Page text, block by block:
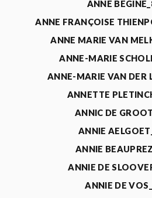
ANNE
ANNE FRANÇOISE
ANNE MARIE VAN
ANNE-MARIE
ANNE-MARIE VAN DER
ANNETTE
ANNIC DE
ANNIE
ANNIE
ANNIE DE
ANNIE DE